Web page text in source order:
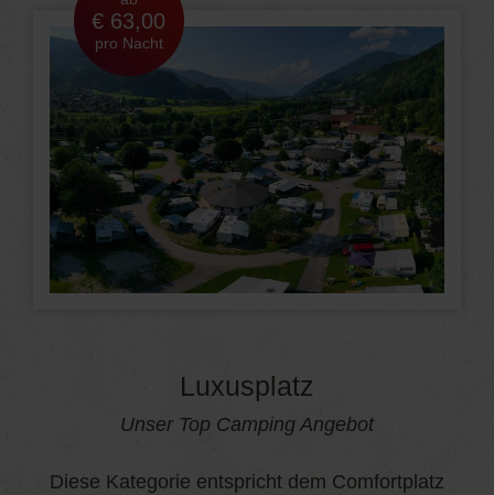
€ 63,00
pro Nacht
Luxusplatz
Unser Top Camping Angebot
Diese Kategorie entspricht dem Comfortplatz